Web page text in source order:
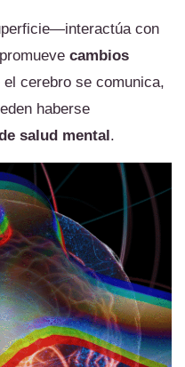
con
cambios
cerebro se comunica,
haberse
salud mental.